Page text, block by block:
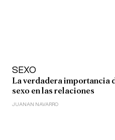
SEXO
La verdadera importancia
sexo en las relaciones
JUANAN NAVARRO